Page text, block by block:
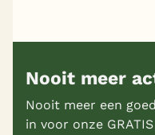
Nooit meer
Nooit meer een
in voor onze